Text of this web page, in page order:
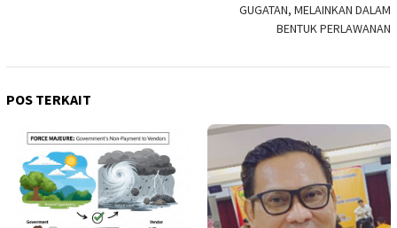
GUGATAN, MELAINKAN DALAM
BENTUK PERLAWANAN
POS TERKAIT